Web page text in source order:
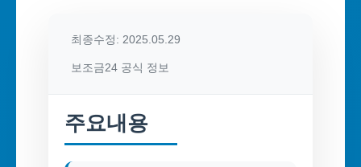
최종수정: 2025.05.29
보조금24 공식 정보
주요내용